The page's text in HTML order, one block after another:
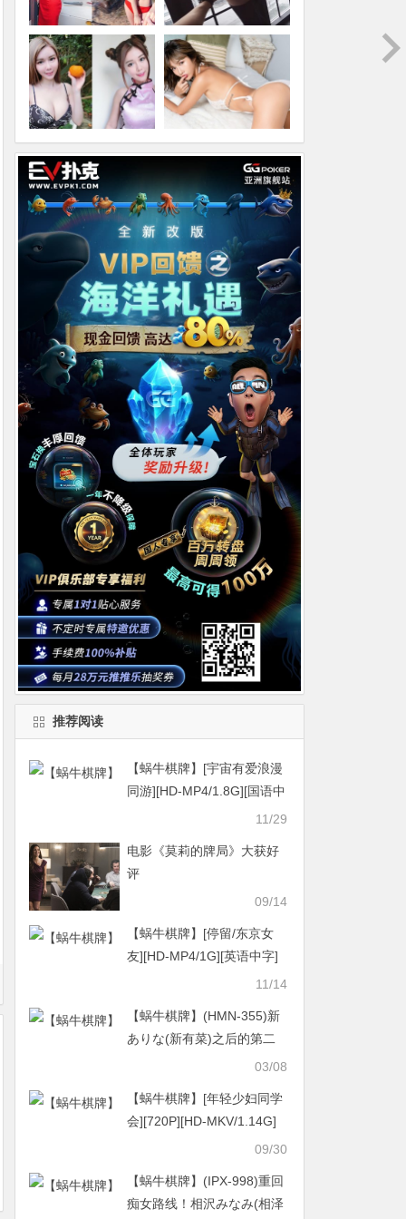
推荐阅读
【蜗牛棋牌】[宇宙有爱浪漫
同游][HD-MP4/1.8G][国语中
字][1080P][郭碧婷/bigbang
11/29
电影《莫莉的牌局》大获好
评
09/14
【蜗牛棋牌】[停留/东京女
友][HD-MP4/1G][英语中字]
[720P][大尺度戒毒男的灵魂
11/14
【蜗牛棋牌】(HMN-355)新
ありな(新有菜)之后的第二
人！离开Faleno Star的她再
03/08
【蜗牛棋牌】[年轻少妇同学
会][720P][HD-MKV/1.14G]
[日语官方中繁][日本唯美情
09/30
【蜗牛棋牌】(IPX-998)重回
痴女路线！相沢みなみ(相泽